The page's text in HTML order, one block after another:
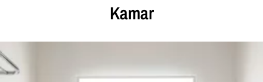
Kamar